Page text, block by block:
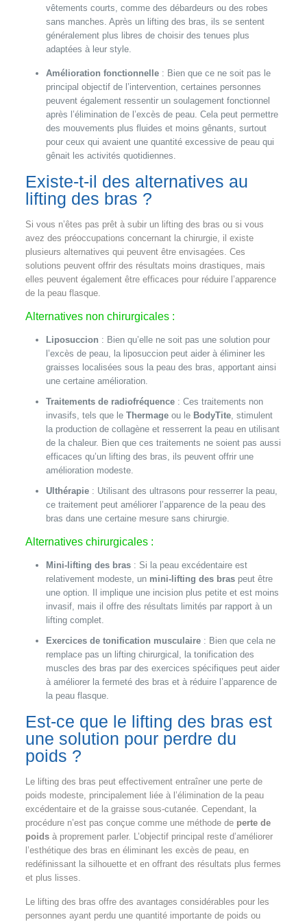
vêtements courts, comme des débardeurs ou des robes
sans manches. Après un lifting des bras, ils se sentent
généralement plus libres de choisir des tenues plus
adaptées à leur style.
Amélioration fonctionnelle: Bien que ce ne soit pas le
principal objectif de l’intervention, certaines personnes
peuvent également ressentir un soulagement fonctionnel
après l’élimination de l’excès de peau. Cela peut permettre
des mouvements plus fluides et moins gênants, surtout
pour ceux qui avaient une quantité excessive de peau qui
gênait les activités quotidiennes.
Existe-t-il des alternatives au
lifting des bras ?
Si vous n’êtes pas prêt à subir un lifting des bras ou si vous
avez des préoccupations concernant la chirurgie, il existe
plusieurs alternatives qui peuvent être envisagées. Ces
solutions peuvent offrir des résultats moins drastiques, mais
elles peuvent également être efficaces pour réduire l’apparence
de la peau flasque.
Alternatives non chirurgicales :
Liposuccion : Bien qu’elle ne soit pas une solution pour
l’excès de peau, la liposuccion peut aider à éliminer les
graisses localisées sous la peau des bras, apportant ainsi
une certaine amélioration.
Traitements de radiofréquence: Ces traitements non
invasifs, tels que le Thermageou le BodyTite, stimulent
la production de collagène et resserrent la peau en utilisant
de la chaleur. Bien que ces traitements ne soient pas aussi
efficaces qu’un lifting des bras, ils peuvent offrir une
amélioration modeste.
Ulthérapie: Utilisant des ultrasons pour resserrer la peau,
ce traitement peut améliorer l’apparence de la peau des
bras dans une certaine mesure sans chirurgie.
Alternatives chirurgicales :
Mini-lifting des bras: Si la peau excédentaire est
relativement modeste, un mini-lifting des braspeut être
une option. Il implique une incision plus petite et est moins
invasif, mais il offre des résultats limités par rapport à un
lifting complet.
Exercices de tonification musculaire: Bien que cela ne
remplace pas un lifting chirurgical, la tonification des
muscles des bras par des exercices spécifiques peut aider
à améliorer la fermeté des bras et à réduire l’apparence de
la peau flasque.
Est-ce que le lifting des bras est
une solution pour perdre du
poids ?
Le lifting des bras peut effectivement entraîner une perte de
poids modeste, principalement liée à l’élimination de la peau
excédentaire et de la graisse sous-cutanée. Cependant, la
procédure n’est pas conçue comme une méthode de perte de
poidsà proprement parler. L’objectif principal reste d’améliorer
l’esthétique des bras en éliminant les excès de peau, en
redéfinissant la silhouette et en offrant des résultats plus fermes
et plus lisses.
Le lifting des bras offre des avantages considérables pour les
personnes ayant perdu une quantité importante de poids ou